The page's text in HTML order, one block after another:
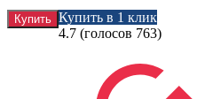
Купить в 1 клик
4.7 (голосов 763)